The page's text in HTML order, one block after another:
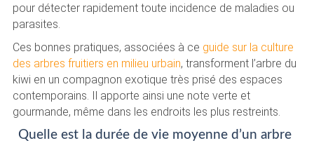
pour détecter rapidement toute incidence de maladies ou
parasites.
Ces bonnes pratiques, associées à ce guide sur la culture
des arbres fruitiers en milieu urbain, transforment l’arbre du
kiwi en un compagnon exotique très prisé des espaces
contemporains. Il apporte ainsi une note verte et
gourmande, même dans les endroits les plus restreints.
Quelle est la durée de vie moyenne d’un arbre